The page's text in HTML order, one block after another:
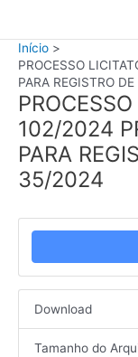
Início
PROCESSO
PARA REGISTRO
102/2024
PARA
35/2024
Download
Tamanho do